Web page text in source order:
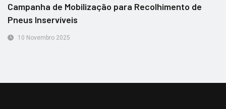
Campanha de Mobilização para Recolhimento de
Pneus Inservíveis
10 Novembro 2025